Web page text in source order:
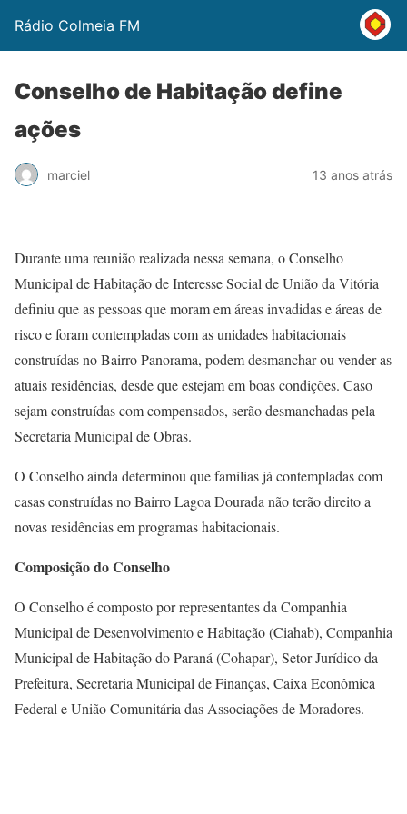
Rádio Colmeia FM
Conselho de Habitação define
ações
marciel 13 anos atrás
Durante uma reunião realizada nessa semana, o Conselho
Municipal de Habitação de Interesse Social de União da Vitória
definiu que as pessoas que moram em áreas invadidas e áreas de
risco e foram contempladas com as unidades habitacionais
construídas no Bairro Panorama, podem desmanchar ou vender as
atuais residências, desde que estejam em boas condições. Caso
sejam construídas com compensados, serão desmanchadas pela
Secretaria Municipal de Obras.
O Conselho ainda determinou que famílias já contempladas com
casas construídas no Bairro Lagoa Dourada não terão direito a
novas residências em programas habitacionais.
Composiçãodo Conselho
O Conselho é composto por representantes da Companhia
Municipal de Desenvolvimento e Habitação (Ciahab), Companhia
Municipal de Habitação do Paraná (Cohapar), Setor Jurídico da
Prefeitura, Secretaria Municipal de Finanças, Caixa Econômica
Federal e União Comunitária das Associações de Moradores.